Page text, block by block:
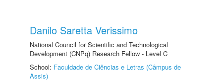
Danilo Saretta Verissimo
National Council for Scientific and Technological
Development (CNPq) Research Fellow - Level C
School: Faculdade de Ciências e Letras (Câmpus de
Assis)